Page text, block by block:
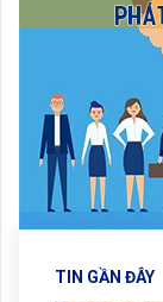
TIN GẦN ĐÂY